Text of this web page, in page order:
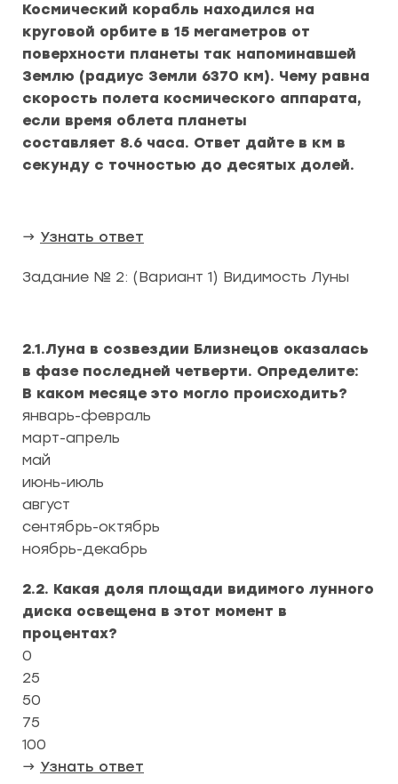
Космический корабль находился на
круговой орбите в 15 мегаметров от
поверхности планеты так напоминавшей
Землю (радиус Земли 6370 км). Чему равна
скорость полета космического аппарата,
если время облета планеты
составляет 8.6 часа. Ответ дайте в км в
секунду с точностью до десятых долей.
→ Узнать ответ
Задание № 2: (Вариант 1) Видимость Луны
2.1.Луна в созвездии Близнецов оказалась
в фазе последней четверти. Определите:
В каком месяце это могло происходить?
январь-февраль
март-апрель
май
июнь-июль
август
сентябрь-октябрь
ноябрь-декабрь
2.2. Какая доля площади видимого лунного
диска освещена в этот момент в
процентах?
0
25
50
75
100
→ Узнать ответ